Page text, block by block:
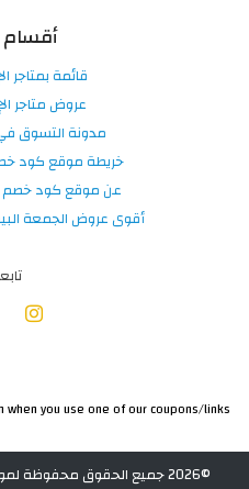
قائمة بمتاجر
عروض متاجر
مدونة التسوق في
خريطة موقع كود
عن موقع كود خصم
أقوى عروض الجمعة
when you use one of our coupons/links
©2026 جميع الحقوق محفوظة لموقع كود خصم في الإمارات العربية.